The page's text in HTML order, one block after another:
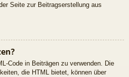
Seite zur Beitragserstellung aus
Code in Beiträgen zu verwenden. Die
die HTML bietet, können über